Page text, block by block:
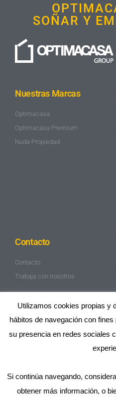
SOÑAR Y
Nuestras Marcas
Optimacasa
Optimacasa Premium
Nuda Propiedad
Contacto
Contacto
Trabaja con nosotros
OPTIMACASA SERVICIOS
Utilizamos cookies propias y
hábitos de navegación con
su presencia en redes sociales
Si continúa navegando,
obtener más información, o